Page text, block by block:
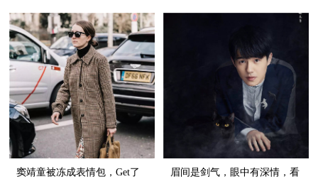
窦靖童被冻成表情包，Get了 眉间是剑气，眼中有深情，看